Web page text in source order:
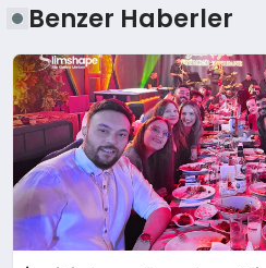
Benzer Haberler